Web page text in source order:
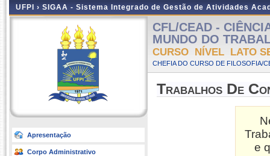
UFPI › SIGAA - Sistema Integrado de Gestão de Atividades
Apresentação
Corpo Administrativo
CFL/CEAD -
MUNDO DO
CURSO NÍVEL LATO
CHEFIA DO CURSO DE FILOSOFIA/
Trabalhos De
e